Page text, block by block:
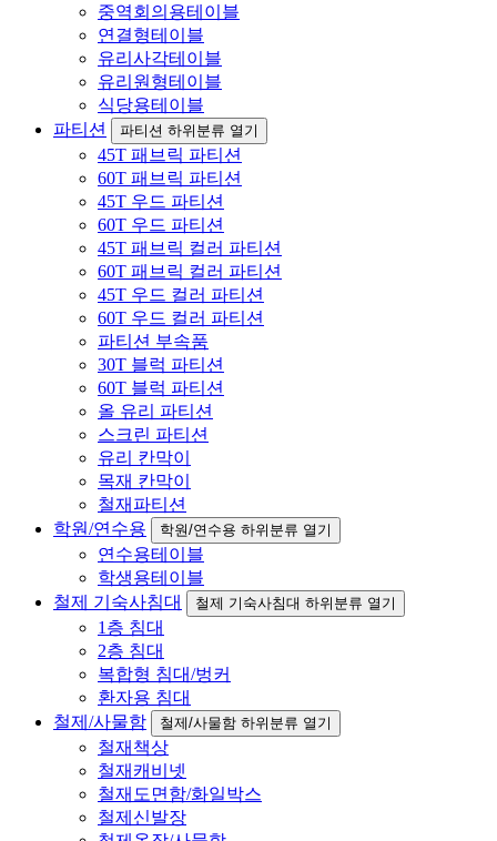
중역회의용테이블
연결형테이블
유리사각테이블
유리원형테이블
식당용테이블
파티션
파티션 하위분류 열기
45T 패브릭 파티션
60T 패브릭 파티션
45T 우드 파티션
60T 우드 파티션
45T 패브릭 컬러 파티션
60T 패브릭 컬러 파티션
45T 우드 컬러 파티션
60T 우드 컬러 파티션
파티션 부속품
30T 블럭 파티션
60T 블럭 파티션
올 유리 파티션
스크린 파티션
유리 칸막이
목재 칸막이
철재파티션
학원/연수용
학원/연수용 하위분류 열기
연수용테이블
학생용테이블
철제 기숙사침대
철제 기숙사침대 하위분류 열기
1층 침대
2층 침대
복합형 침대/벙커
환자용 침대
철제/사물함
철제/사물함 하위분류 열기
철재책상
철재캐비넷
철재도면함/화일박스
철제신발장